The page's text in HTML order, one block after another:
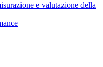
e valutazione della